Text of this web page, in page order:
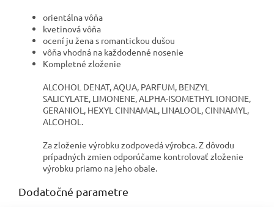
orientálna vôňa
kvetinová vôňa
ocení ju žena s romantickou dušou
vôňa vhodná na každodenné nosenie
Kompletné zloženie
ALCOHOL DENAT, AQUA, PARFUM, BENZYL
SALICYLATE, LIMONENE, ALPHA-ISOMETHYL IONONE,
GERANIOL, HEXYL CINNAMAL, LINALOOL, CINNAMYL,
ALCOHOL.
Za zloženie výrobku zodpovedá výrobca. Z dôvodu
prípadných zmien odporúčame kontrolovať zloženie
výrobku priamo na jeho obale.
Dodatočné parametre